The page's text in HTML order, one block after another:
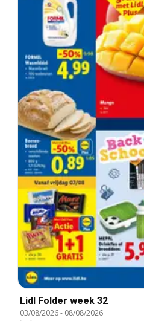
Lidl Folder week 32
03/08/2026- 08/08/2026